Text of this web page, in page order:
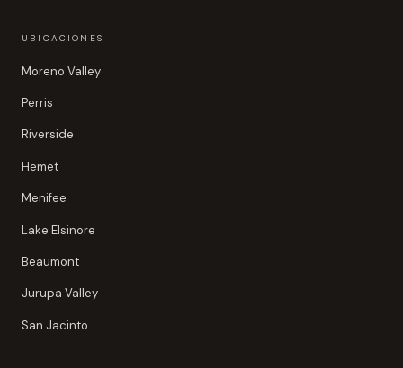
UBICACIONES
Moreno Valley
Perris
Riverside
Hemet
Menifee
Lake Elsinore
Beaumont
Jurupa Valley
San Jacinto